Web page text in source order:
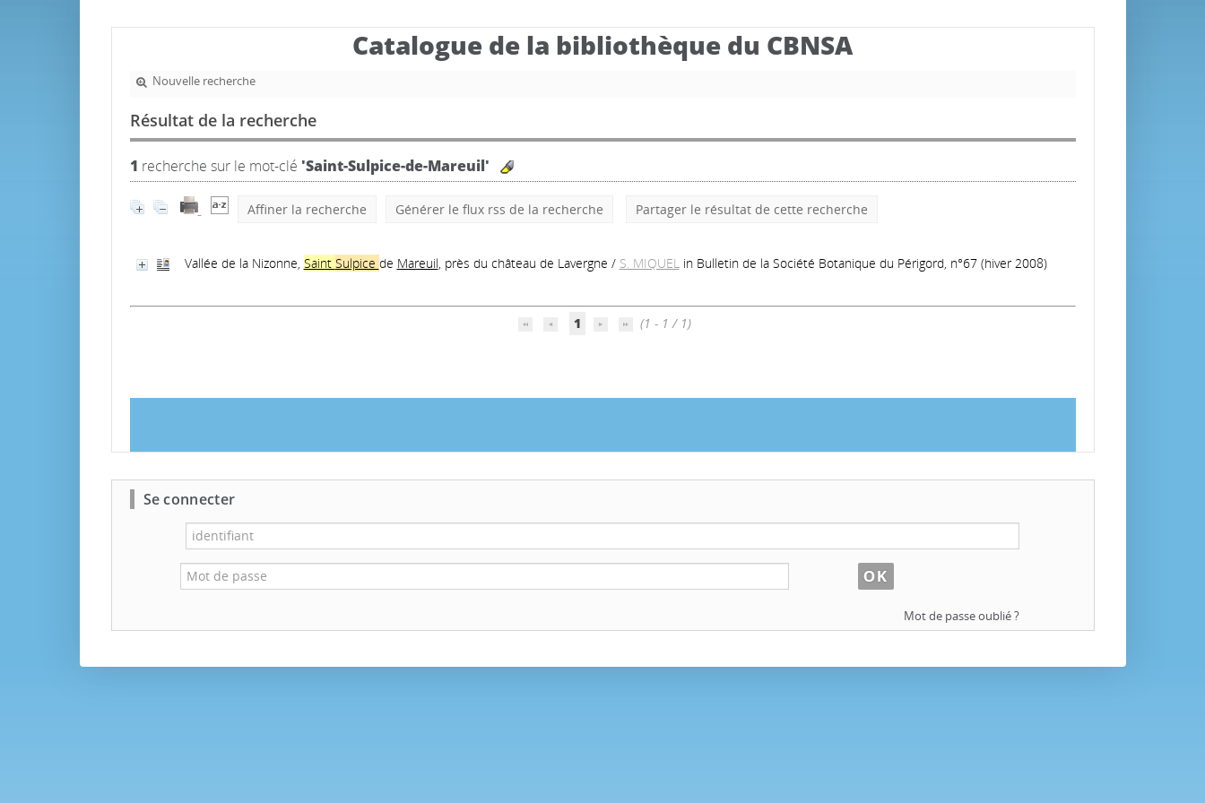
Catalogue de la bibliothèque du CBNSA
Nouvelle recherche
Résultat de la recherche
1 recherche sur le mot-clé 'Saint-Sulpice-de-Mareuil'
Affiner la recherche Générer le flux rss de la recherche Partager le résultat de cette recherche
Vallée de la Nizonne, Saint Sulpice de Mareuil, près du château de Lavergne / S. MIQUEL in Bulletin de la Société Botanique du Périgord, n°67 (hiver 2008)
1 (1 - 1 / 1)
Se connecter
Mot de passe oublié ?